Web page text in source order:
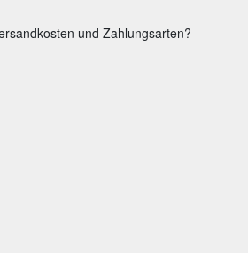
und Zahlungsarten?